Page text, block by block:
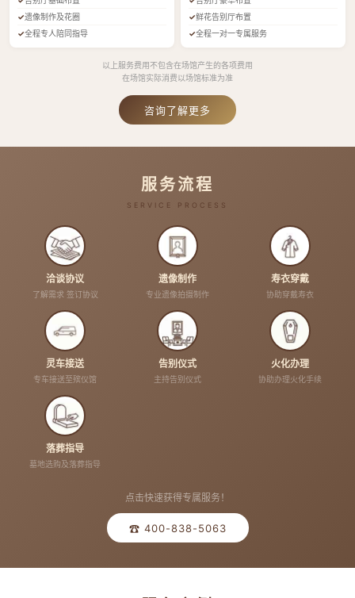
遗像制作及花圈
全程专人陪同指导
鲜花告别厅布置
全程一对一专属服务
以上服务费用不包含在场馆产生的各项费用
在场馆实际消费以场馆标准为准
咨询了解更多
服务流程
SERVICE PROCESS
洽谈协议
了解需求 签订协议
遗像制作
专业遗像拍摄制作
寿衣穿戴
协助穿戴寿衣
灵车接送
专车接送至殡仪馆
告别仪式
主持告别仪式
火化办理
协助办理火化手续
落葬指导
墓地选购及落葬指导
点击快速获得专属服务！
☎ 400-838-5063